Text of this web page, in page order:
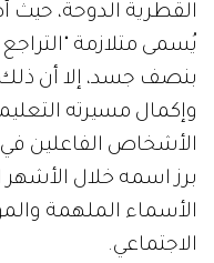
القطرية الدوحة،
يُسمى متلازمة "التراجع
بنصف جسد، إلا أن
وإكمال مسيرته
الأشخاص الفاعلين في
برز اسمه خلال الأشهر
الأسماء الملهمة
الاجتماعي.